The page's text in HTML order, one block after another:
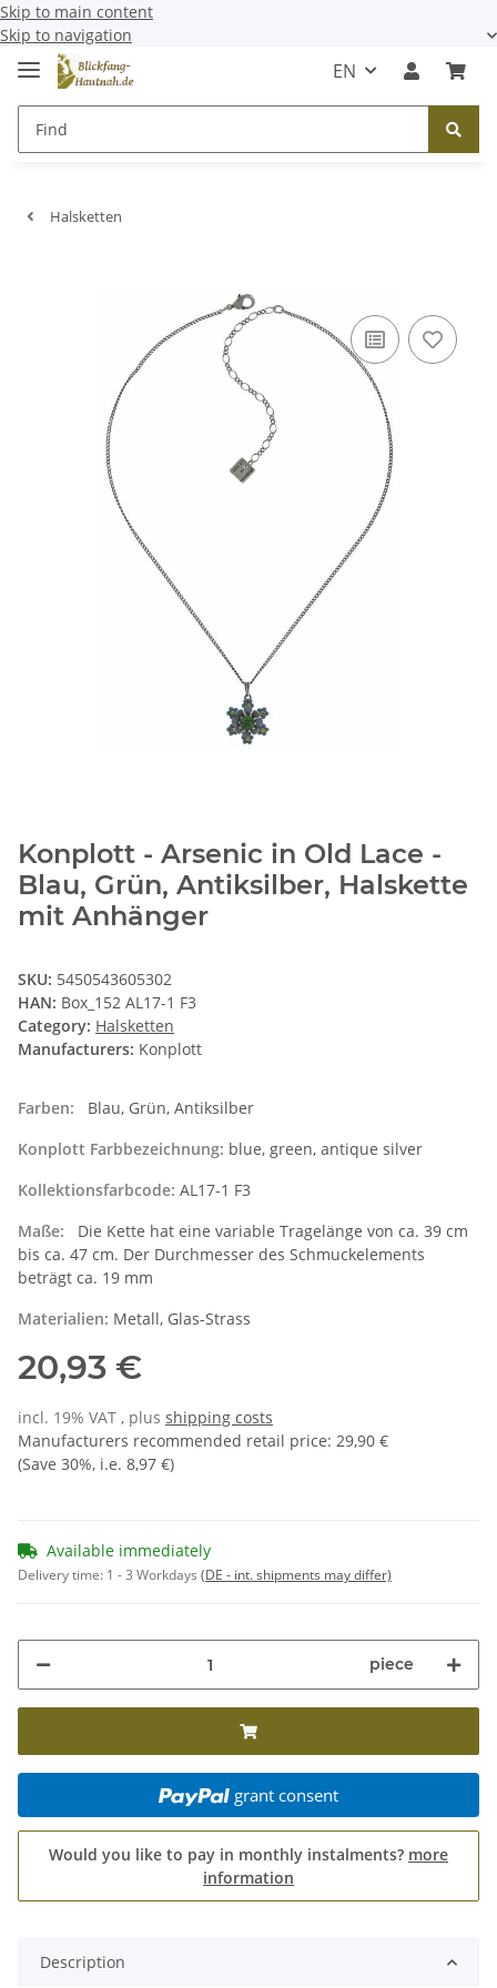
Skip to main content
Skip to navigation
EN
Halsketten
Konplott - Arsenic in Old Lace -
Blau, Grün, Antiksilber, Halskette
mit Anhänger
SKU: 5450543605302
HAN: Box_152 AL17-1 F3
Category: Halsketten
Manufacturers: Konplott
Farben:
Blau, Grün, Antiksilber
Konplott Farbbezeichnung: blue, green, antique silver
Kollektionsfarbcode: AL17-1 F3
Maße:
Die Kette hat eine variable Tragelänge von ca. 39 cm
bis ca. 47 cm. Der Durchmesser des Schmuckelements
beträgt ca. 19 mm
Materialien: Metall, Glas-Strass
20,93 €
incl. 19% VAT , plus shipping costs
Manufacturers recommended retail price: 29,90 €
(Save 30%, i.e. 8,97 €)
Available immediately
Delivery time: 1 - 3 Workdays (DE - int. shipments may differ)
piece
grant consent
Would you like to pay in monthly instalments? more
information
Description